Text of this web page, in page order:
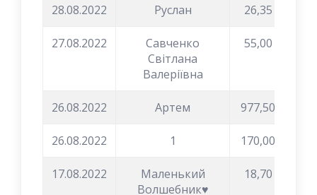
28.08.2022 Руслан 26,35
27.08.2022
Савченко
Світлана
Валеріївна
55,00
26.08.2022 Артем 977,50
26.08.2022 1 170,00
17.08.2022
Маленький
Волшебник♥️
18,70